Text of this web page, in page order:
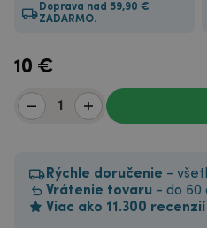
Doprava nad 59,90 €
ZADARMO.
10 €
Rýchle doručenie -
Vrátenie tovaru - do 60
Viac ako 11.300